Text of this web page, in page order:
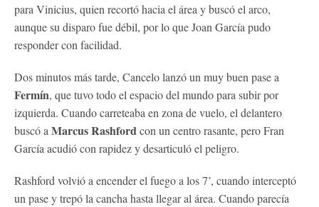
para Vinicius, quien recortó hacia el área y buscó el arco,
aunque su disparo fue débil, por lo que Joan García pudo
responder con facilidad.
Dos minutos más tarde, Cancelo lanzó un muy buen pase a
Fermín, que tuvo todo el espacio del mundo para subir por
izquierda. Cuando carreteaba en zona de vuelo, el delantero
buscó a Marcus Rashfordcon un centro rasante, pero Fran
García acudió con rapidez y desarticuló el peligro.
Rashford volvió a encender el fuego a los 7’, cuando interceptó
un pase y trepó la cancha hasta llegar al área. Cuando parecía